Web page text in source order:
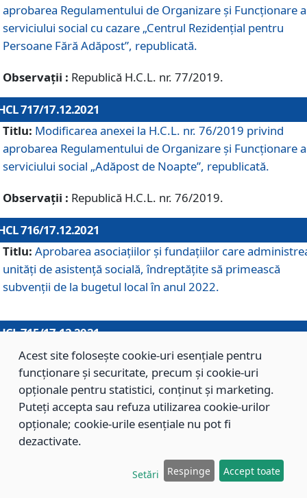
aprobarea Regulamentului de Organizare și Funcționare
serviciului social cu cazare „Centrul Rezidențial pentru
Persoane Fără Adăpost”, republicată.
Observații : Republică H.C.L. nr. 77/2019.
717/17.12.2021
Titlu: Modificarea anexei la H.C.L. nr. 76/2019 privind
aprobarea Regulamentului de Organizare şi Funcționare
serviciului social „Adăpost de Noapte”, republicată.
Observații : Republică H.C.L. nr. 76/2019.
716/17.12.2021
Titlu: Aprobarea asociaţiilor şi fundaţiilor care
unităţi de asistenţă socială, îndreptăţite să primească
subvenţii de la bugetul local în anul 2022.
715/17.12.2021
Titlu: Aprobarea Planului de acţiuni sau lucrări de interes
local pentru anul 2022.
714/17.12.2021
Titlu: Modificarea Anexei la H.C.L. nr. 709/2020 privind
aprobarea Regulamentului de Organizare şi Funcţionare
Direcţiei de Asistenţă Socială Braşov.
Acest site folosește cookie-uri esențiale pentru
funcționare și securitate, precum și cookie-uri
opționale pentru statistici, conținut și marketing.
Puteți accepta sau refuza utilizarea cookie-urilor
opționale; cookie-urile esențiale nu pot fi
dezactivate.
Setări Respinge Accept toate